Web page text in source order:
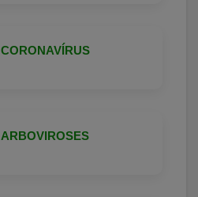
CORONAVÍRUS
ARBOVIROSES